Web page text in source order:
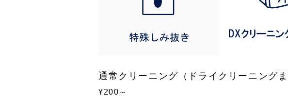
通常クリーニング（ドライクリーニングま
¥200～